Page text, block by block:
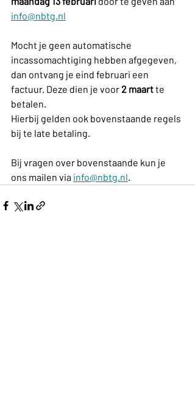
info@nbtg.nl
Mocht je geen automatische
incassomachtiging hebben afgegeven,
dan ontvang je eind februari een
factuur. Deze dien je voor 2 maart te
betalen.
Hierbij gelden ook bovenstaande regels
bij te late betaling.
Bij vragen over bovenstaande kun je
ons mailen via info@nbtg.nl.